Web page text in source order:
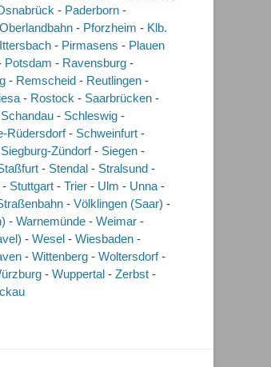
- Paderborn -
- Pforzheim - Klb.
- Pirmasens - Plauen
Potsdam - Ravensburg -
- Remscheid - Reutlingen -
- Rostock - Saarbrücken -
Schandau - Schleswig -
Rüdersdorf- Schweinfurt -
Siegburg-Zündorf- Siegen -
- Stendal - Stralsund -
- Stuttgart - Trier - Ulm - Unna -
- Völklingen (Saar) -
- Warnemünde - Weimar -
- Wesel - Wiesbaden -
- Wittenberg - Woltersdorf-
- Wuppertal - Zerbst -